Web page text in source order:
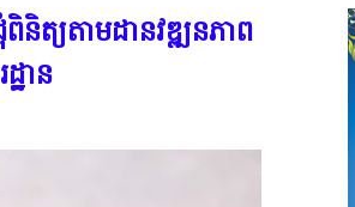
ត្យតាមដានវឌ្ឍនភាព
ឋាន